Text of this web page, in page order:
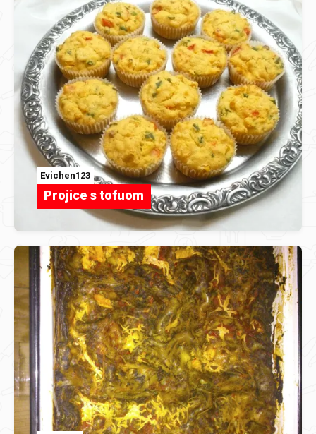
Evichen123
Projice s tofuom